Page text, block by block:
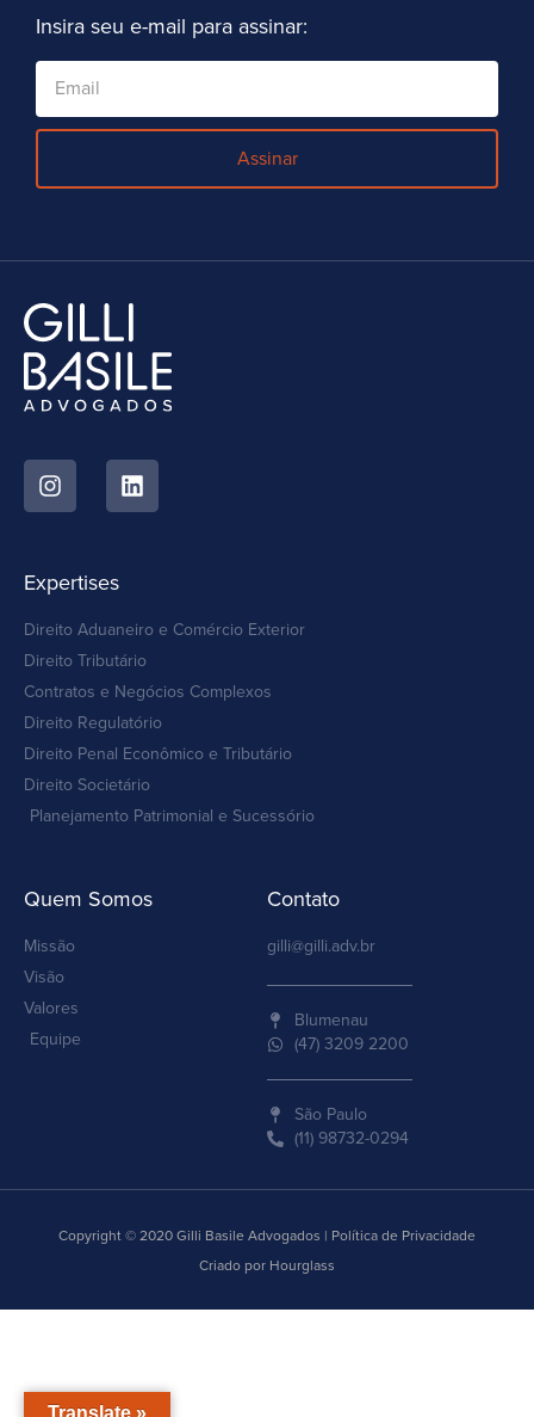
Insira seu e-mail para assinar:
Assinar
Expertises
Direito Aduaneiro e Comércio Exterior
Direito Tributário
Contratos e Negócios Complexos
Direito Regulatório
Direito Penal Econômico e Tributário
Direito Societário
Planejamento Patrimonial e Sucessório
Quem Somos
Missão
Visão
Valores
Equipe
Contato
gilli@gilli.adv.br
Blumenau
(47) 3209 2200
São Paulo
(11) 98732-0294
Copyright © 2020 Gilli Basile Advogados | Política de Privacidade
Criado por Hourglass
Translate »